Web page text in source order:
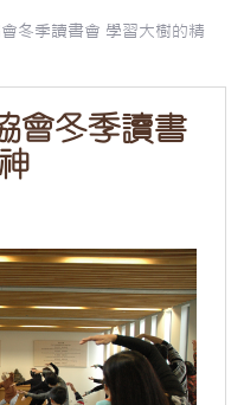
冬季讀書會 學習大樹的精
會冬季讀書